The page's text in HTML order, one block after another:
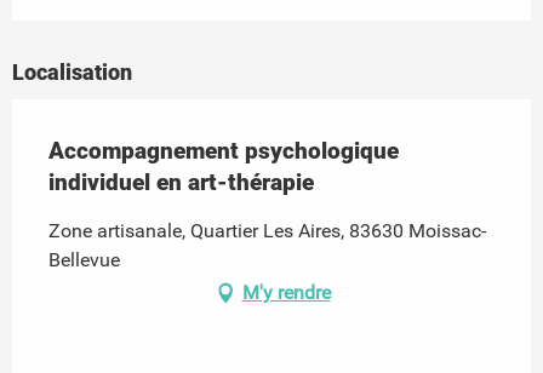
Localisation
Accompagnement psychologique
individuel en art-thérapie
Zone artisanale, Quartier Les Aires, 83630 Moissac-
Bellevue
M'y rendre